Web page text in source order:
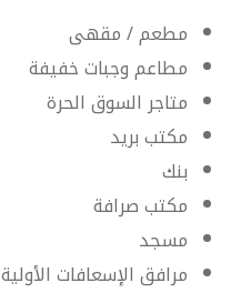
مطعم / مقهى
مطاعم وجبات خفيفة
متاجر السوق الحرة
مكتب بريد
بنك
مكتب صرافة
مسجد
مرافق الإسعافات الأولية